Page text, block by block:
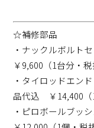
☆補修部品
・ナックルボルト
￥9,600（1台分・税
・タイロッドエン
品代込 ￥14,400（
・ピロボールブッ